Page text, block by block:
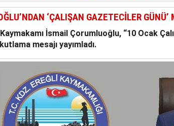
‘ÇALIŞAN GAZETECİLER GÜNÜ’
İsmail Çorumluoğlu, “10 Ocak
mesajı yayımladı.